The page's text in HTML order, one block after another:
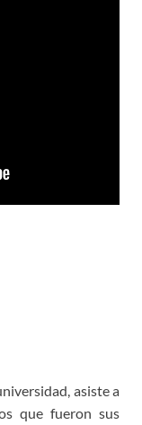
asiste a
que fueron sus